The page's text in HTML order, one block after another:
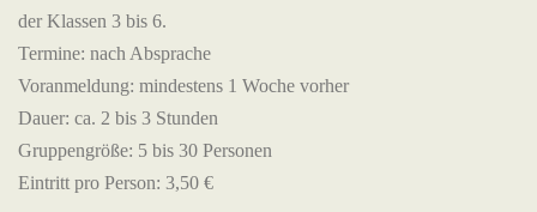
der Klassen 3 bis 6.
Termine: nach Absprache
Voranmeldung: mindestens 1 Woche vorher
Dauer: ca. 2 bis 3 Stunden
Gruppengröße: 5 bis 30 Personen
Eintritt pro Person: 3,50 €